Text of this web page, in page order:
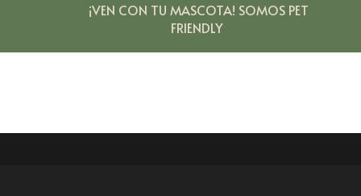
¡VEN CON TU MASCOTA! SOMOS PET
FRIENDLY